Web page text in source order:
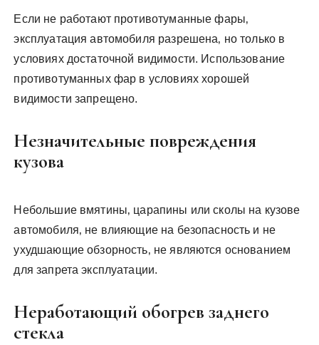
Если не работают противотуманные фары‚
эксплуатация автомобиля разрешена‚ но только в
условиях достаточной видимости. Использование
противотуманных фар в условиях хорошей
видимости запрещено.
Незначительные повреждения
кузова
Небольшие вмятины‚ царапины или сколы на кузове
автомобиля‚ не влияющие на безопасность и не
ухудшающие обзорность‚ не являются основанием
для запрета эксплуатации.
Неработающий обогрев заднего
стекла